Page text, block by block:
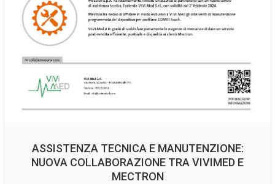
ASSISTENZA TECNICA E MANUTENZIONE:
NUOVA COLLABORAZIONE TRA VIVIMED E
MECTRON